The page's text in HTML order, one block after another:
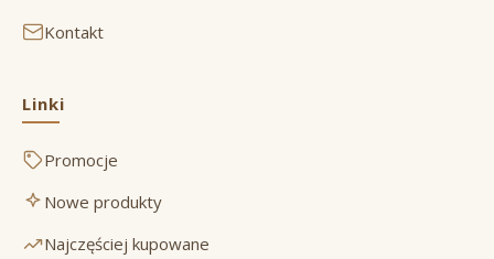
Kontakt
Linki
Promocje
Nowe produkty
Najczęściej kupowane